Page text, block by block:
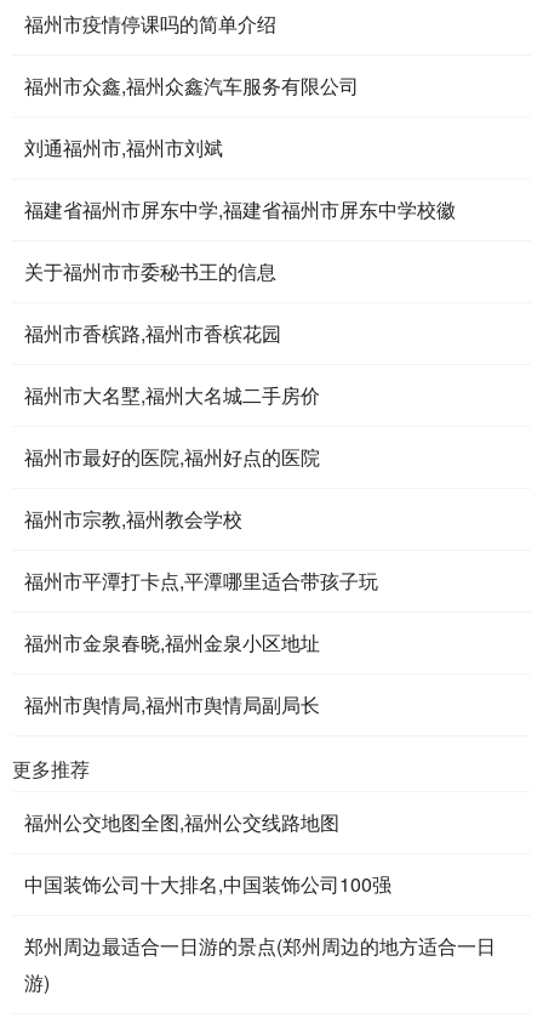
福州市疫情停课吗的简单介绍
福州市众鑫,福州众鑫汽车服务有限公司
刘通福州市,福州市刘斌
福建省福州市屏东中学,福建省福州市屏东中学校徽
关于福州市市委秘书王的信息
福州市香槟路,福州市香槟花园
福州市大名墅,福州大名城二手房价
福州市最好的医院,福州好点的医院
福州市宗教,福州教会学校
福州市平潭打卡点,平潭哪里适合带孩子玩
福州市金泉春晓,福州金泉小区地址
福州市舆情局,福州市舆情局副局长
更多推荐
福州公交地图全图,福州公交线路地图
中国装饰公司十大排名,中国装饰公司100强
郑州周边最适合一日游的景点(郑州周边的地方适合一日
游)